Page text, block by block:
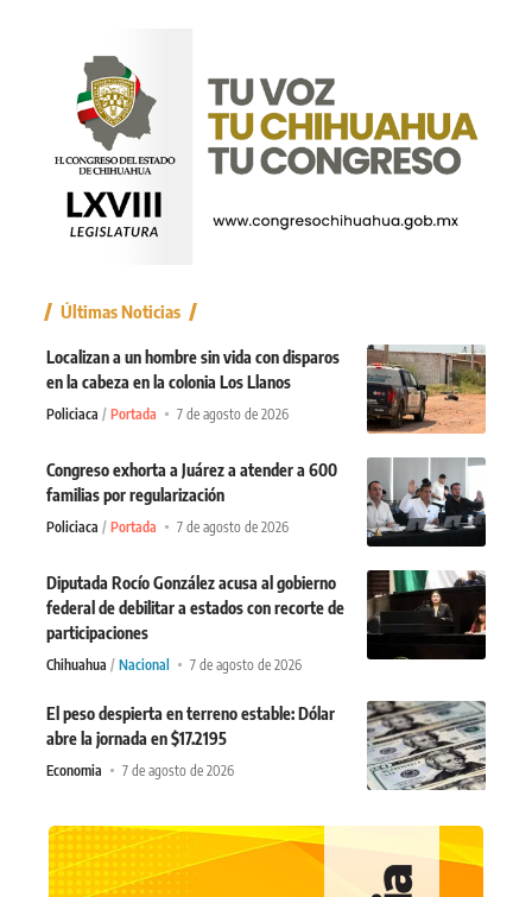
Últimas Noticias
Localizan a un hombre sin vida con disparos
en la cabeza en la colonia Los Llanos
Policiaca Portada 7 de agosto de 2026
Congreso exhorta a Juárez a atender a 600
familias por regularización
Policiaca Portada 7 de agosto de 2026
Diputada Rocío González acusa al gobierno
federal de debilitar a estados con recorte de
participaciones
Chihuahua Nacional 7 de agosto de 2026
El peso despierta en terreno estable: Dólar
abre la jornada en $17.2195
Economia 7 de agosto de 2026